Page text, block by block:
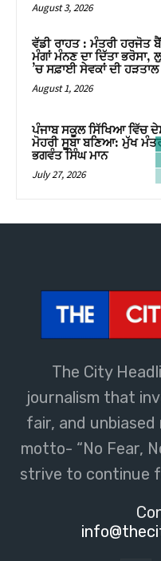
August 3, 2026
ਵੱਡੀ ਰਾਹਤ : ਮੰਤਰੀ ਹਰਜੋਤ
ਮੰਗਾਂ ਮੰਨਣ ਦਾ ਦਿੱਤਾ ਭਰੋਸਾ,
’ਚ ਸਫ਼ਾਈ ਸੇਵਕਾਂ ਦੀ
August 1, 2026
ਪੰਜਾਬ ਸਕੂਲ ਸਿੱਖਿਆ ਵਿੱਚ
ਮੋਹਰੀ ਸੂਬਾ ਬਣਿਆ: ਮੁੱਖ
ਭਗਵੰਤ ਸਿੰਘ ਮਾਨ
July 27, 2026
The City
journalism that
fair, and
motto- “No Fear,
strive to continue